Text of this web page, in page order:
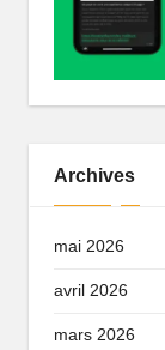
Archives
mai 2026
avril 2026
mars 2026